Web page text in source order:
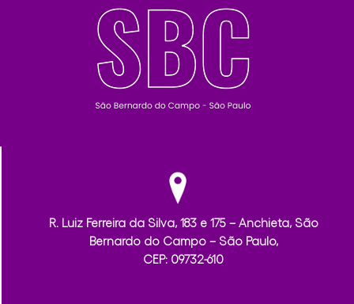
R. Luiz Ferreira da Silva, 183 e 175 – Anchieta, São
Bernardo do Campo – São Paulo,
CEP: 09732-610